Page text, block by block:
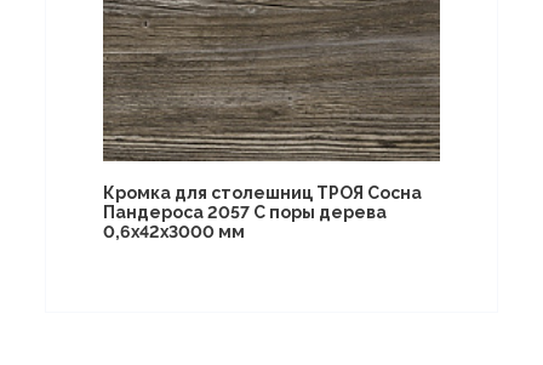
Кромка для столешниц ТРОЯ Сосна
Пандероса 2057 C поры дерева
0,6х42х3000 мм